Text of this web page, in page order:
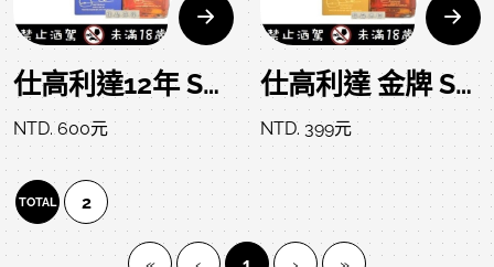
仕高利達12年 Scottish Leader 12 Years
NTD. 600元
仕高利達 金牌 Scottish Leader
NTD. 399元
TOTAL 2